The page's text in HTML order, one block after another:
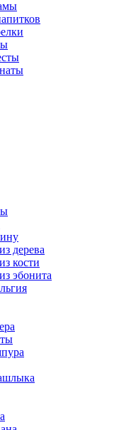
дерева
кости
эбонита